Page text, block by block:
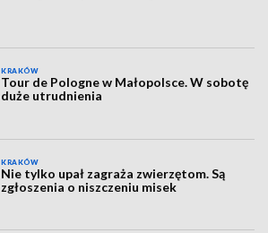
KRAKÓW
Tour de Pologne w Małopolsce. W sobotę
duże utrudnienia
KRAKÓW
Nie tylko upał zagraża zwierzętom. Są
zgłoszenia o niszczeniu misek